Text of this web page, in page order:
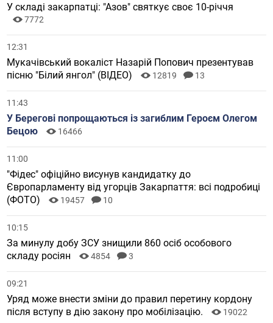
У складі закарпатці: "Азов" святкує своє 10-річчя
7772
12:31
Мукачівський вокаліст Назарій Попович презентував
пісню "Білий янгол" (ВІДЕО)
12819 13
11:43
У Берегові попрощаються із загиблим Героєм Олегом
Бецою
16466
11:00
"Фідес" офіційно висунув кандидатку до
Європарламенту від угорців Закарпаття: всі подробиці
(ФОТО)
19457 10
10:15
За минулу добу ЗСУ знищили 860 осіб особового
складу росіян
4854 3
09:21
Уряд може внести зміни до правил перетину кордону
після вступу в дію закону про мобілізацію.
19022